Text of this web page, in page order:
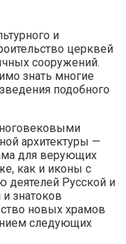
и
церквей
сооружений.
знать многие
подобного
архитектуры —
для верующих
как и иконы с
деятелей Русской и
знатоков
новых храмов
следующих